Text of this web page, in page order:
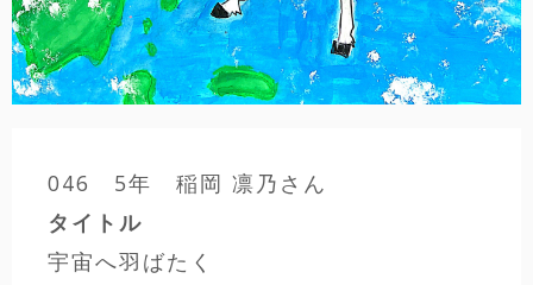
046 5年 稲岡 凛乃さん
タイトル
宇宙へ羽ばたく